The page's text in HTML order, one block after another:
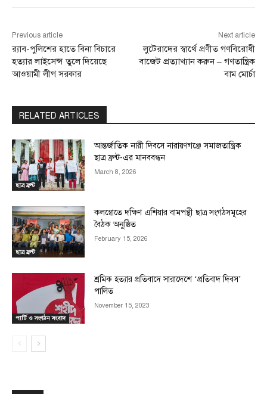
Previous article
র‌্যাব-পুলিশের হাতে বিনা বিচারে
হত্যার লাইসেন্স তুলে দিয়েছে
আওয়ামী লীগ সরকার
Next article
লুটেরাদের স্বার্থে প্রণীত গণবিরোধী
বাজেট প্রত্যাখ্যান করুন – গণতান্ত্রিক
বাম মোর্চা
RELATED ARTICLES
ছাত্র ফ্রন্ট
আন্তর্জাতিক নারী দিবসে নারায়ণগঞ্জে সমাজতান্ত্রিক
ছাত্র ফ্রন্ট-এর মানববন্ধন
March 8, 2026
ছাত্র ফ্রন্ট
কলম্বোতে দক্ষিণ এশিয়ার বামপন্থী ছাত্র সংগঠসমূহের
বৈঠক অনুষ্ঠিত
February 15, 2026
পার্টি ও সংগঠন সংবাদ
শ্রমিক হত্যার প্রতিবাদে সারাদেশে ‘প্রতিবাদ দিবস’
পালিত
November 15, 2023